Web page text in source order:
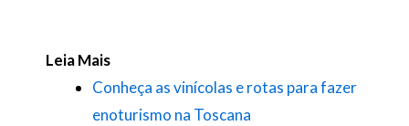
Leia Mais
Conheça as vinícolas e rotas para fazer
enoturismo na Toscana